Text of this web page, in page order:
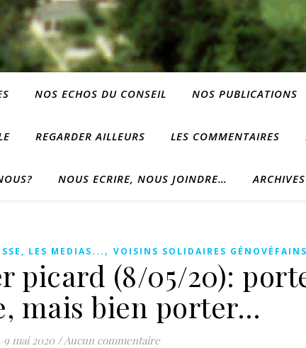
NOS ECHOS DU CONSEIL NOS PUBLICATIONS
REGARDER AILLEURS LES COMMENTAIRES
NOUS ECRIRE, NOUS JOINDRE…
LES MEDIAS... , VOISINS SOLIDAIRES GÉNOVÉFAINS
picard (8/05/20):
mais bien porter…
9 mai 2020 /Aucun commentaire